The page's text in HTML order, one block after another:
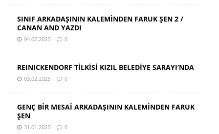
SINIF ARKADAŞININ KALEMİNDEN FARUK ŞEN 2 /
CANAN AND YAZDI
04.02.2025 0
REINICKENDORF TİLKİSİ KIZIL BELEDİYE SARAYI’NDA
03.02.2025 0
GENÇ BİR MESAİ ARKADAŞININ KALEMİNDEN FARUK
ŞEN
31.01.2025 0